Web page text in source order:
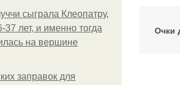
сыграла Клеопатру,
лет, и именно тогда
на вершине
заправок для
Очки